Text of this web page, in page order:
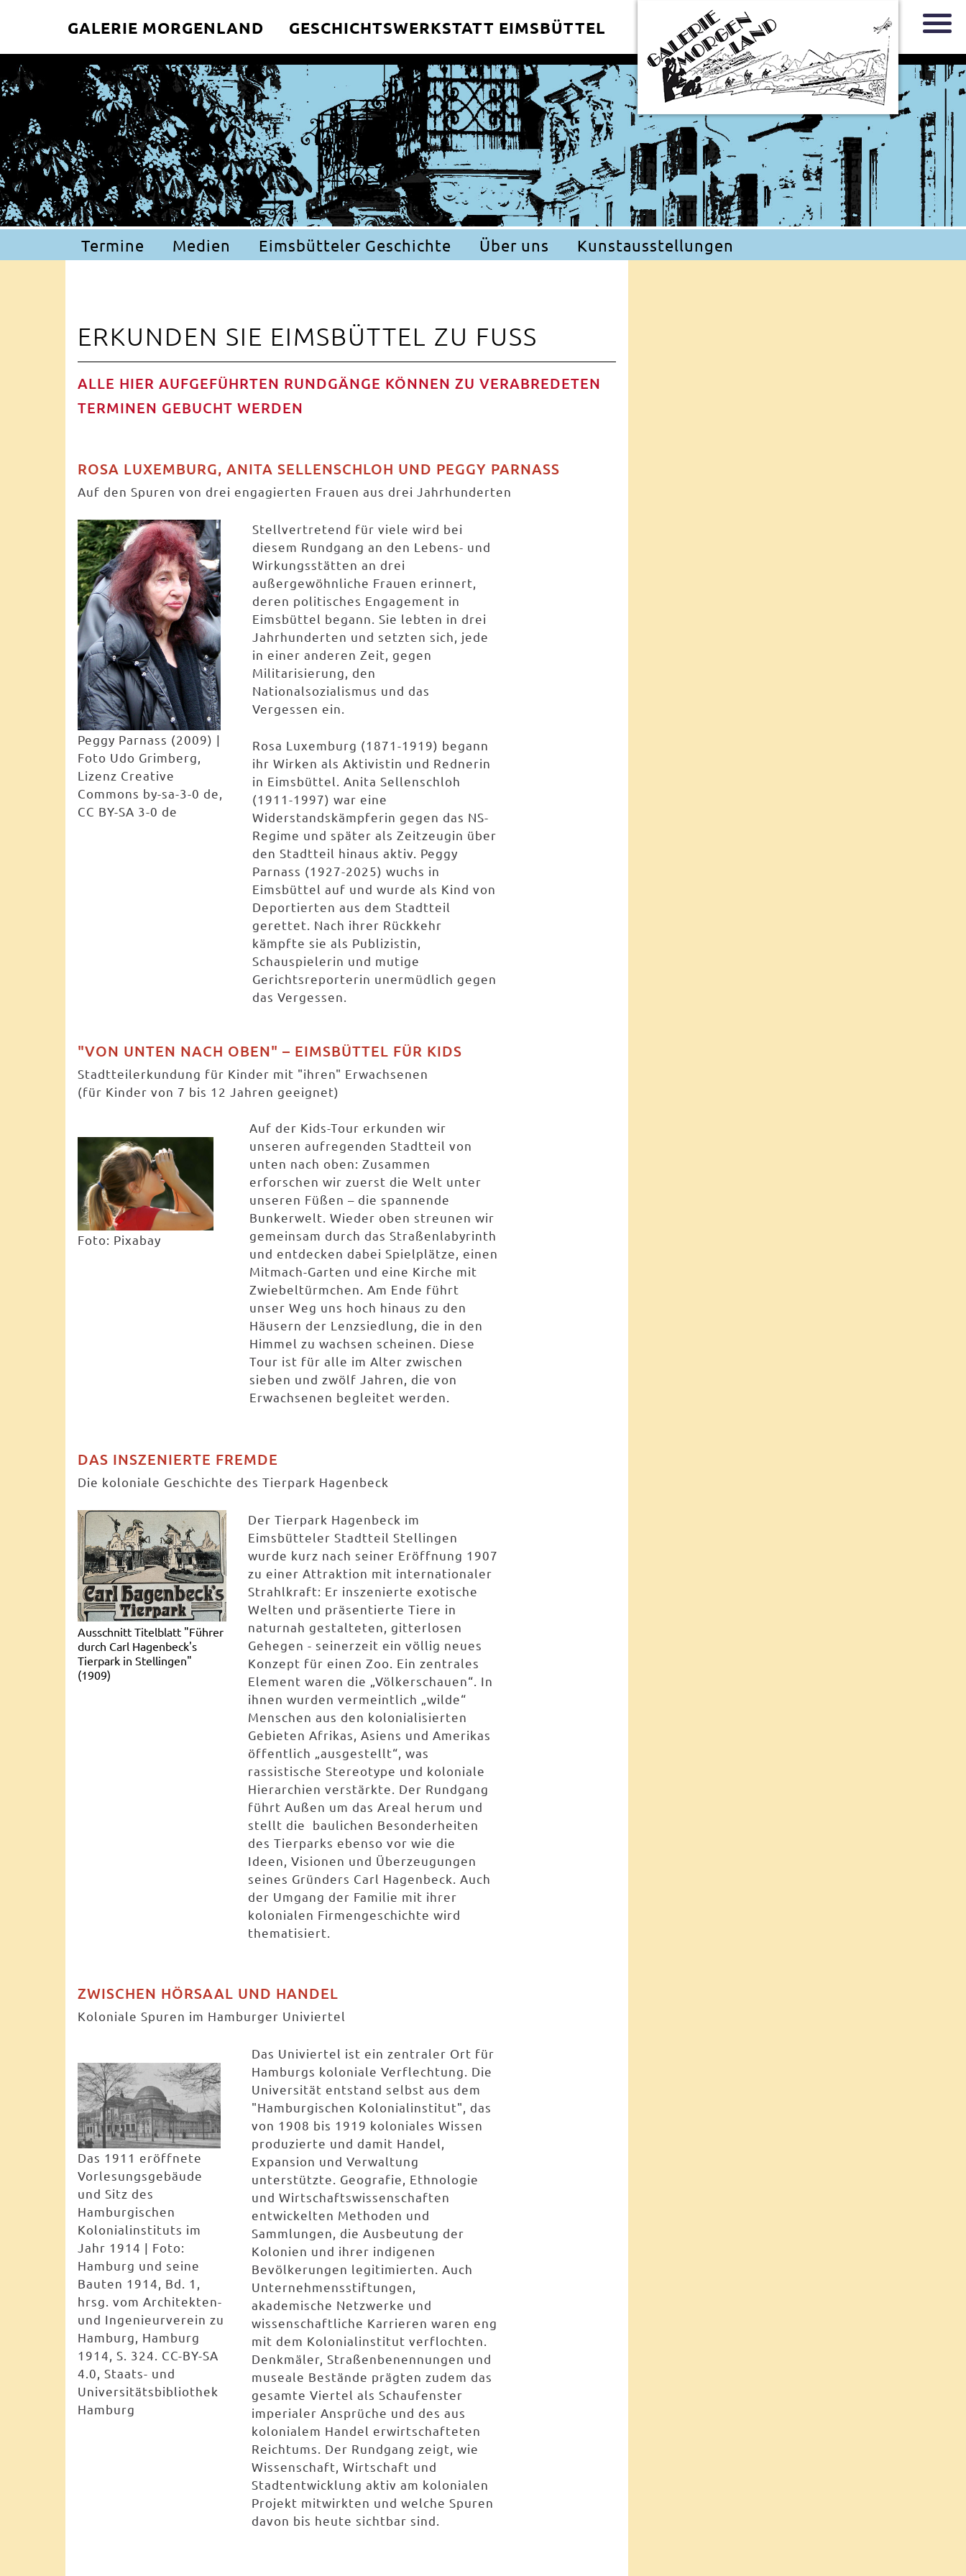
GALERIE MORGENLAND GESCHICHTSWERKSTATT EIMSBÜTTEL
Termine Medien Eimsbütteler Geschichte Über uns Kunstausstellungen
ERKUNDEN SIE EIMSBÜTTEL ZU FUSS
ALLE HIER AUFGEFÜHRTEN RUNDGÄNGE KÖNNEN ZU VERABREDETEN
TERMINEN GEBUCHT WERDEN
ROSA LUXEMBURG, ANITA SELLENSCHLOH UND PEGGY PARNASS
Auf den Spuren von drei engagierten Frauen aus drei Jahrhunderten
Peggy Parnass (2009) |
Foto Udo Grimberg,
Lizenz Creative
Commons by-sa-3-0 de,
CC BY-SA 3-0 de
Stellvertretend für viele wird bei
diesem Rundgang an den Lebens- und
Wirkungsstätten an drei
außergewöhnliche Frauen erinnert,
deren politisches Engagement in
Eimsbüttel begann. Sie lebten in drei
Jahrhunderten und setzten sich, jede
in einer anderen Zeit, gegen
Militarisierung, den
Nationalsozialismus und das
Vergessen ein.
Rosa Luxemburg (1871-1919) begann
ihr Wirken als Aktivistin und Rednerin
in Eimsbüttel. Anita Sellenschloh
(1911-1997) war eine
Widerstandskämpferin gegen das NS-
Regime und später als Zeitzeugin über
den Stadtteil hinaus aktiv. Peggy
Parnass (1927-2025) wuchs in
Eimsbüttel auf und wurde als Kind von
Deportierten aus dem Stadtteil
gerettet. Nach ihrer Rückkehr
kämpfte sie als Publizistin,
Schauspielerin und mutige
Gerichtsreporterin unermüdlich gegen
das Vergessen.
"VON UNTEN NACH OBEN" – EIMSBÜTTEL FÜR KIDS
Stadtteilerkundung für Kinder mit "ihren" Erwachsenen
(für Kinder von 7 bis 12 Jahren geeignet)
Foto: Pixabay
Auf der Kids-Tour erkunden wir
unseren aufregenden Stadtteil von
unten nach oben: Zusammen
erforschen wir zuerst die Welt unter
unseren Füßen – die spannende
Bunkerwelt. Wieder oben streunen wir
gemeinsam durch das Straßenlabyrinth
und entdecken dabei Spielplätze, einen
Mitmach-Garten und eine Kirche mit
Zwiebeltürmchen. Am Ende führt
unser Weg uns hoch hinaus zu den
Häusern der Lenzsiedlung, die in den
Himmel zu wachsen scheinen. Diese
Tour ist für alle im Alter zwischen
sieben und zwölf Jahren, die von
Erwachsenen begleitet werden.
DAS INSZENIERTE FREMDE
Die koloniale Geschichte des Tierpark Hagenbeck
Ausschnitt Titelblatt "Führer
durch Carl Hagenbeck's
Tierpark in Stellingen"
(1909)
Der Tierpark Hagenbeck im
Eimsbütteler Stadtteil Stellingen
wurde kurz nach seiner Eröffnung 1907
zu einer Attraktion mit internationaler
Strahlkraft: Er inszenierte exotische
Welten und präsentierte Tiere in
naturnah gestalteten, gitterlosen
Gehegen - seinerzeit ein völlig neues
Konzept für einen Zoo. Ein zentrales
Element waren die „Völkerschauen“. In
ihnen wurden vermeintlich „wilde“
Menschen aus den kolonialisierten
Gebieten Afrikas, Asiens und Amerikas
öffentlich „ausgestellt“, was
rassistische Stereotype und koloniale
Hierarchien verstärkte. Der Rundgang
führt Außen um das Areal herum und
stellt die baulichen Besonderheiten
des Tierparks ebenso vor wie die
Ideen, Visionen und Überzeugungen
seines Gründers Carl Hagenbeck. Auch
der Umgang der Familie mit ihrer
kolonialen Firmengeschichte wird
thematisiert.
ZWISCHEN HÖRSAAL UND HANDEL
Koloniale Spuren im Hamburger Univiertel
Das 1911 eröffnete
Vorlesungsgebäude
und Sitz des
Hamburgischen
Kolonialinstituts im
Jahr 1914 | Foto:
Hamburg und seine
Bauten 1914, Bd. 1,
hrsg. vom Architekten-
und Ingenieurverein zu
Hamburg, Hamburg
1914, S. 324. CC-BY-SA
4.0, Staats- und
Universitätsbibliothek
Hamburg
Das Univiertel ist ein zentraler Ort für
Hamburgs koloniale Verflechtung. Die
Universität entstand selbst aus dem
"Hamburgischen Kolonialinstitut", das
von 1908 bis 1919 koloniales Wissen
produzierte und damit Handel,
Expansion und Verwaltung
unterstützte. Geografie, Ethnologie
und Wirtschaftswissenschaften
entwickelten Methoden und
Sammlungen, die Ausbeutung der
Kolonien und ihrer indigenen
Bevölkerungen legitimierten. Auch
Unternehmensstiftungen,
akademische Netzwerke und
wissenschaftliche Karrieren waren eng
mit dem Kolonialinstitut verflochten.
Denkmäler, Straßenbenennungen und
museale Bestände prägten zudem das
gesamte Viertel als Schaufenster
imperialer Ansprüche und des aus
kolonialem Handel erwirtschafteten
Reichtums. Der Rundgang zeigt, wie
Wissenschaft, Wirtschaft und
Stadtentwicklung aktiv am kolonialen
Projekt mitwirkten und welche Spuren
davon bis heute sichtbar sind.